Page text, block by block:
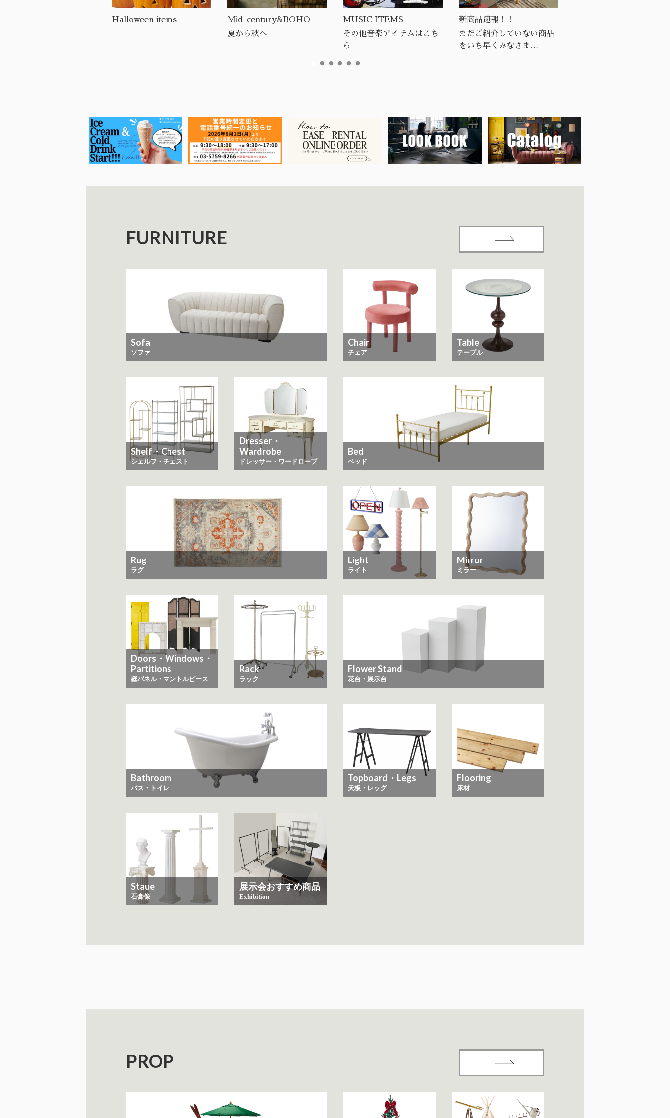
Halloween items
Mid-century&BOHO
夏から秋へ
MUSIC ITEMS
その他音楽アイテムはこち
ら
新商品速報！！
まだご紹介していない商品
をいち早くみなさま
FURNITURE
Sofa
ソファ
Chair
チェア
Table
テーブル
Shelf・Chest
シェルフ・チェスト
Dresser・
Wardrobe
ドレッサー・ワードローブ
Bed
ベッド
Rug
ラグ
Light
ライト
Mirror
ミラー
Doors・Windows・
Partitions
​​​​​​​壁パネル・マントルピース
Rack
ラック
Flower Stand
花台・展示台
Bathroom
バス・トイレ
Topboard・Legs
天板・レッグ
Flooring
床材
Staue
石膏像
展示会おすすめ商品
Exhibition
PROP